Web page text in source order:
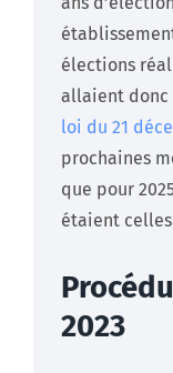
élections
allaient donc
loi du 21
prochaines
que pour
étaient celles
2023